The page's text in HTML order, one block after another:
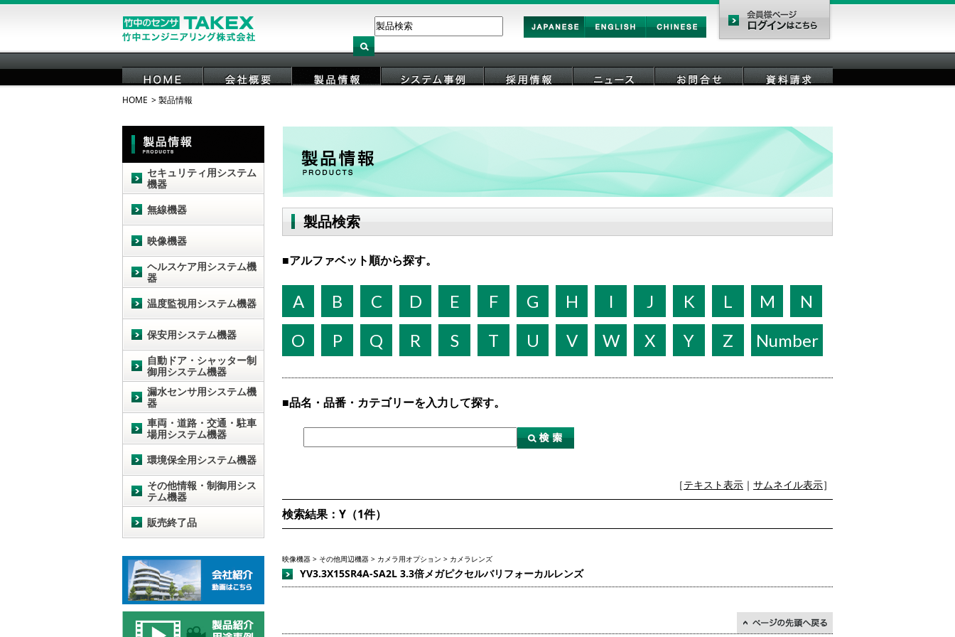
Japan English Chinese
会員様ページ
HOME
HOME 製品情報
製品検索
アルファベット順から探す。
A B C D E F G H I J K L M
N
O
P Q R S T U V W X Y Z Number
品名・品番・カテゴリーを入力して探す。
［テキスト表示 ｜ サムネイル表示］
検索結果：Y（1件）
映像機器 > その他周辺機器 > カメラ用オプション > カメラレンズ
YV3.3X15SR4A-SA2L 3.3倍メガピクセルバリフォーカルレンズ
セキュリティ用システム
機器
無線機器
映像機器
ヘルスケア用システム機
器
温度監視用システム機器
保安用システム機器
自動ドア・シャッター制
御用システム機器
漏水センサ用システム機
器
車両・道路・交通・駐車
場用システム機器
環境保全用システム機器
その他情報・制御用シス
テム機器
販売終了品